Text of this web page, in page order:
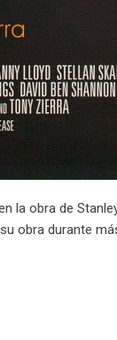
obra de
obra durante